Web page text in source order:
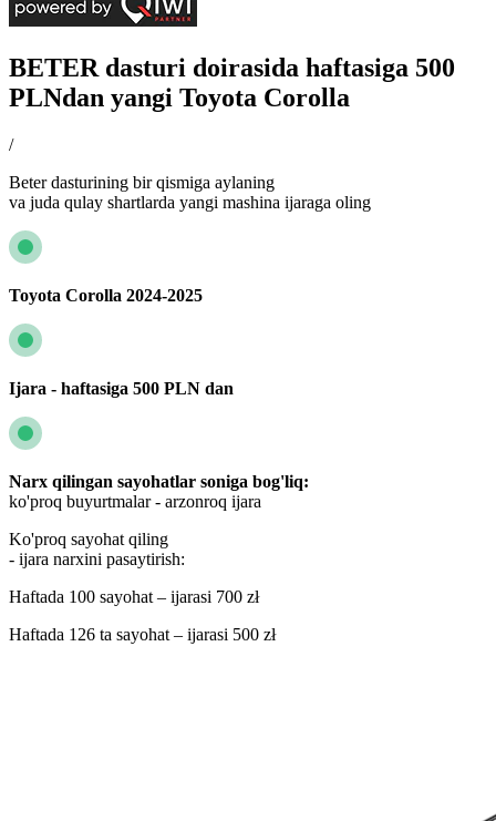
BETER dasturi doirasida haftasiga 500
PLNdan yangi Toyota Corolla
/
Beter dasturining bir qismiga aylaning
va juda qulay shartlarda yangi mashina ijaraga oling
Toyota Corolla 2024-2025
Ijara - haftasiga 500 PLN dan
Narx qilingan sayohatlar soniga bog'liq:
ko'proq buyurtmalar - arzonroq ijara
Ko'proq sayohat qiling
- ijara narxini pasaytirish:
Haftada 100 sayohat – ijarasi 700 zł
Haftada 126 ta sayohat – ijarasi 500 zł